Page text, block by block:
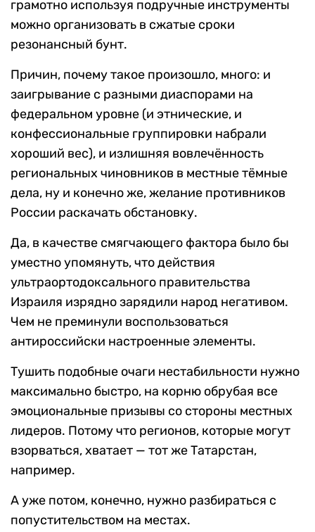
грамотно используя подручные инструменты
можно организовать в сжатые сроки
резонансный бунт.
Причин, почему такое произошло, много: и
заигрывание с разными диаспорами на
федеральном уровне (и этнические, и
конфессиональные группировки набрали
хороший вес), и излишняя вовлечённость
региональных чиновников в местные тёмные
дела, ну и конечно же, желание противников
России раскачать обстановку.
Да, в качестве смягчающего фактора было бы
уместно упомянуть, что действия
ультраортодоксального правительства
Израиля изрядно зарядили народ негативом.
Чем не преминули воспользоваться
антироссийски настроенные элементы.
Тушить подобные очаги нестабильности нужно
максимально быстро, на корню обрубая все
эмоциональные призывы со стороны местных
лидеров. Потому что регионов, которые могут
взорваться, хватает — тот же Татарстан,
например.
А уже потом, конечно, нужно разбираться с
попустительством на местах.